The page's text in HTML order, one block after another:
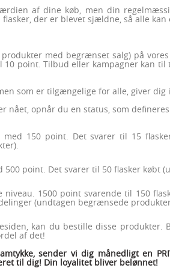
af dine køb, men din
der er blevet sjældne, så alle kan
med begrænset salg) på
10 point. Tilbud eller kampagner kan
som er tilgængelige for alle, giver dig
nået, opnår du en status, som
150 point. Det svarer til 15
point. Det svarer til 50 flasker købt
1500 point svarende til 150
(undtagen begrænsede
kan du bestille disse produkter.
af det!
sender vi dig månedligt en
til dig! Din loyalitet bliver belønnet!